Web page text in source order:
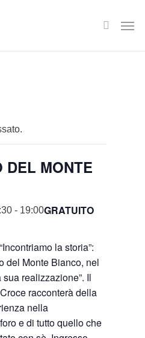
search
DEL MONTE
- 19:00GRATUITO
la storia”:
del Monte Bianco, nel
realizzazione”. Il
racconterà della
nella
e di tutto quello che